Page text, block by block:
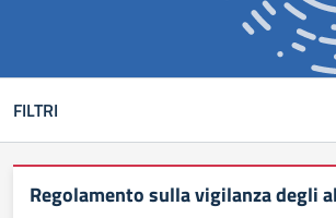
FILTRI
Regolamento sulla vigilanza degli